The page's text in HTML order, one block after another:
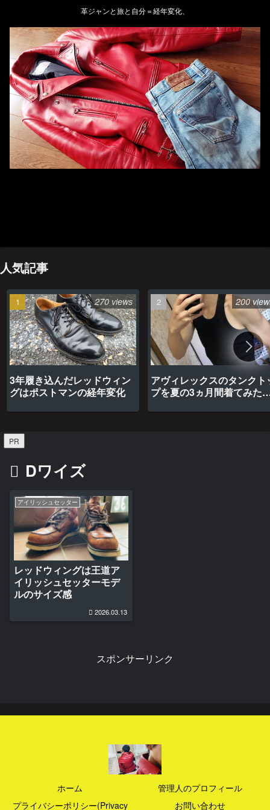
革ジャンと旅と自分＝経年変化、
人気記事
3年履き込んだレッドウィン
グはポストマンの経年変化
270 views
アヴィレックスのタンクト
プを夏の3ヵ月間着てみた
200
PR
Dワイズ
アイリッシュセッター
レッドウィングは王道ア
イリッシュセッターモデ
ルのサイズ感
2026.03.13
スポンサーリンク
ホーム
管理人のプロフィール
プライバシーポリシー(Privacy
お問い合わせ